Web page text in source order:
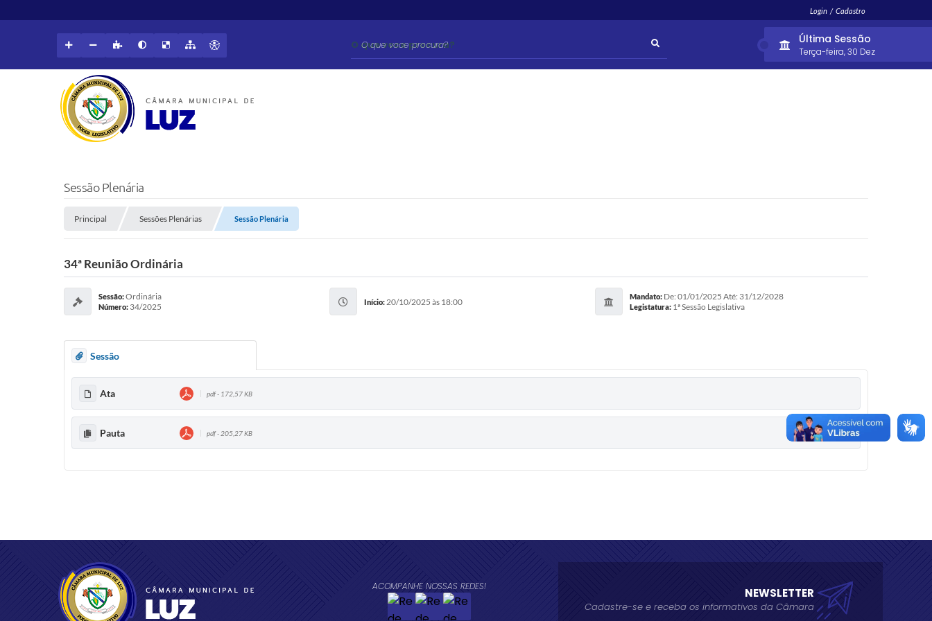
Login / Cadastro
O que voce procura? Última Sessão
Terça-feira 30 Dez
Sessão Plenária
Principal Sessões Plenárias Sessão Plenária
34ª Reunião Ordinária
Sessão:Ordinária
Número: 34/2025 Início: 20/10/2025 às 18:00 Mandato:De: 01/01/2025 Até: 31/12/2028
Legistatura:1ª Sessão Legislativa
Sessão
Ata pdf - 172,57 KB
Pauta pdf - 205,27 KB
ACOMPANHE NOSSAS REDES! NEWSLETTER
Cadastre-se e receba os informativos da Câmara